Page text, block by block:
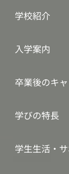
学校紹介
入学案内
卒業後のキ
学びの特長
学生生活・